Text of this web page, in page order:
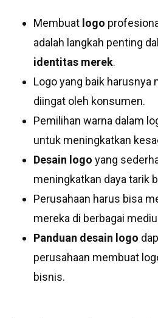
Membuat logo
adalah langkah penting
identitas merek.
Logo yang baik harusnya
diingat oleh konsumen.
Pemilihan warna dalam
untuk meningkatkan
Desain logo yang
meningkatkan daya tarik
Perusahaan harus bisa
mereka di berbagai
Panduan desain logo
perusahaan membuat
bisnis.